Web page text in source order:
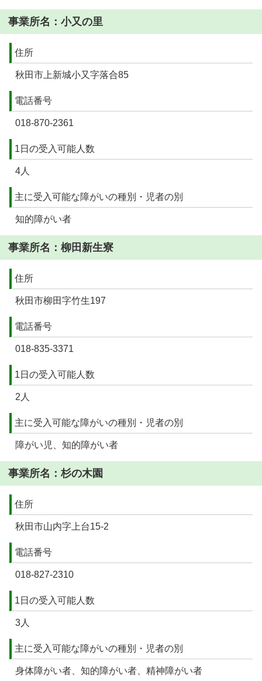
事業所名：小又の里
住所
秋田市上新城小又字落合85
電話番号
018-870-2361
1日の受入可能人数
4人
主に受入可能な障がいの種別・児者の別
知的障がい者
事業所名：柳田新生寮
住所
秋田市柳田字竹生197
電話番号
018-835-3371
1日の受入可能人数
2人
主に受入可能な障がいの種別・児者の別
障がい児、知的障がい者
事業所名：杉の木園
住所
秋田市山内字上台15-2
電話番号
018-827-2310
1日の受入可能人数
3人
主に受入可能な障がいの種別・児者の別
身体障がい者、知的障がい者、精神障がい者